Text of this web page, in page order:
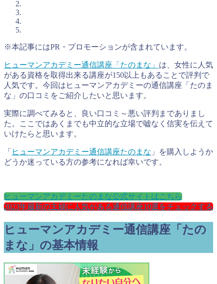
※本記事にはPR・プロモーションが含まれています。
ヒューマンアカデミー通信講座「たのまな」 は、女性に人気
がある資格を取得出来る講座が150以上もあることで評判で
人気です。今回はヒューマンアカデミーの通信講座「たのま
な」の口コミをご紹介したいと思います。
実際に調べてみると、良い口コミ～悪い評判までありまし
た。ここではあくまでも中立的な立場で嘘なく信実を伝えて
いけたらと思います。
「 ヒューマンアカデミー通信講座たのまな 」を購入しようか
どうか迷っている方の参考になれば幸いです。
ヒューマンアカデミーたのまな公式サイトはこちら
2023年最新の主婦に人気がある通信講座10選をチェックする
ヒューマンアカデミー通信講座「たの
まな」の基本情報